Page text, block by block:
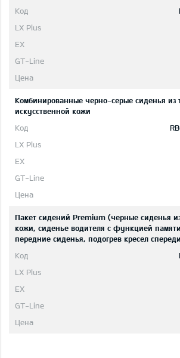
Комбинированные черно-серые сиденья из
искусственной кожи
Пакет сидений Premium (черные сиденья
кожи, сиденье водителя с функцией
передние сиденья, подогрев кресел